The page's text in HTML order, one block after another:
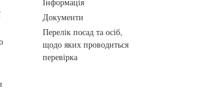
Документи
Перелік посад та осіб,
щодо яких проводиться
перевірка